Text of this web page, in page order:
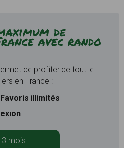
de
avec rando
de profiter de tout le
en France :
Favoris illimités
3 mois